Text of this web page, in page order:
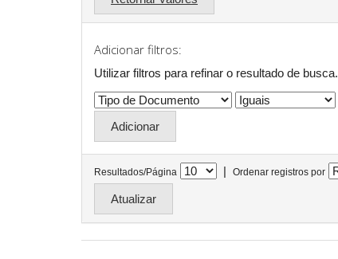
Adicionar filtros:
Utilizar filtros para refinar o resultado de busca.
Resultados/Página | Ordenar registros por